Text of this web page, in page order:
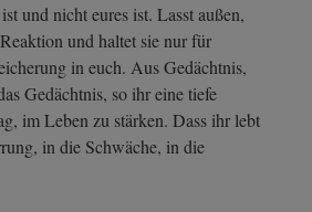
und nicht eures ist. Lasst außen,
und haltet sie nur für
in euch. Aus Gedächtnis,
Gedächtnis, so ihr eine tiefe
im Leben zu stärken. Dass ihr lebt
in die Schwäche, in die